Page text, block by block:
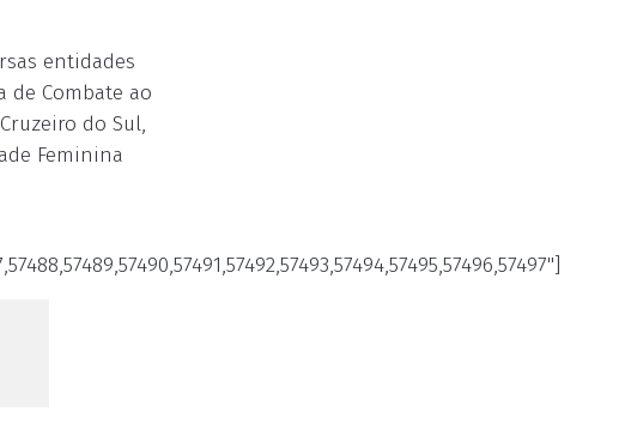
entidades
de Combate ao
do Sul,
Feminina